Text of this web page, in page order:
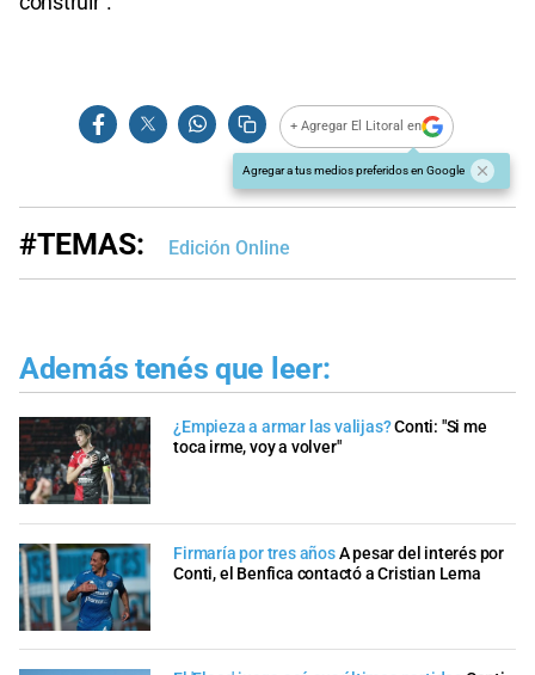
+ Agregar El Litoral en
Agregar a tus medios preferidos en Google
#TEMAS: Edición Online
Además tenés que leer:
¿Empieza a armar las valijas?Conti: "Si me
toca irme, voy a volver"
Firmaría por tres añosA pesar del interés por
Conti, el Benfica contactó a Cristian Lema